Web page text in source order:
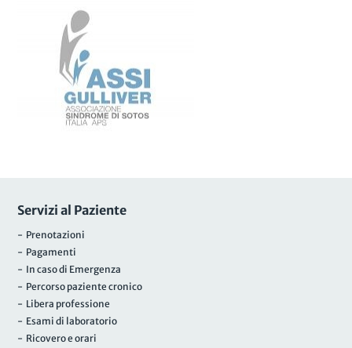
Servizi al Paziente
- Prenotazioni
- Pagamenti
- In caso di Emergenza
- Percorso paziente cronico
- Libera professione
- Esami di laboratorio
- Ricovero e orari